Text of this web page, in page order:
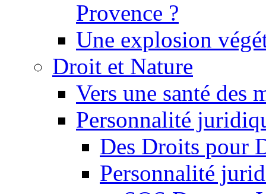
Provence ?
Une explosion
Droit et Nature
Vers une santé des
Personnalité
Des Droits pour
Personnalité